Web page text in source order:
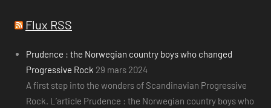
Flux RSS
Prudence : the Norwegian country boys who changed
Progressive Rock 29 mars 2024
A first step into the wonders of Scandinavian Progressive
Rock. L’article Prudence : the Norwegian country boys who